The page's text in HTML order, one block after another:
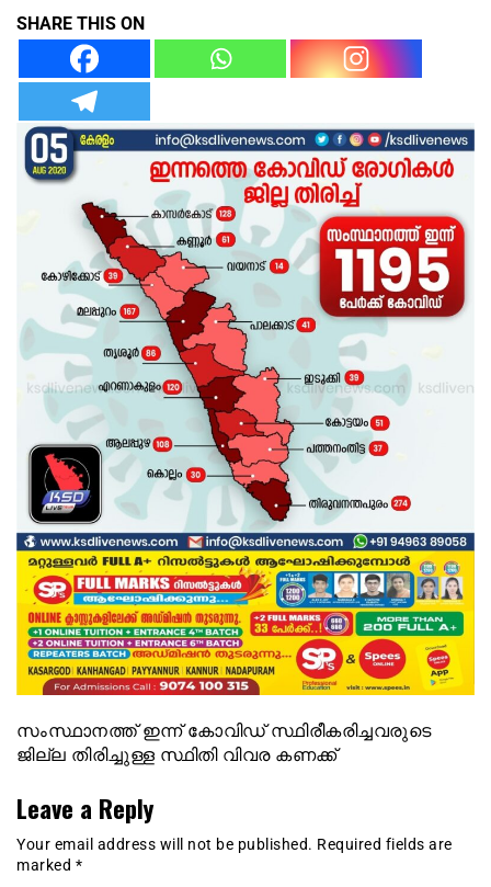
SHARE THIS ON
സംസ്ഥാനത്ത് ഇന്ന് കോവിഡ് സ്ഥിരീകരിച്ചവരുടെ
ജില്ല തിരിച്ചുള്ള സ്ഥിതി വിവര കണക്ക്
Leave a Reply
Your email address will not be published. Required fields are
marked *